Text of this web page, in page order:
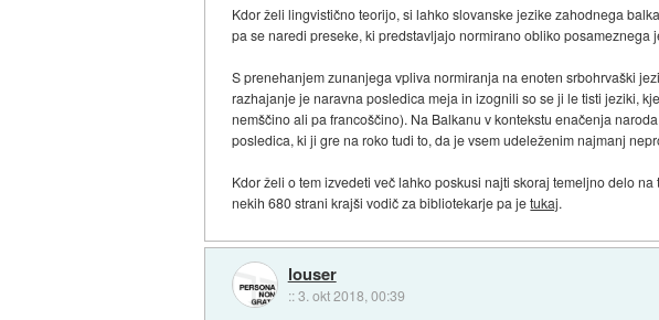
Kdor želi lingvistično teorijo, si lahko slovanske jezike zahodnega
pa se naredi preseke, ki predstavljajo normirano obliko
S prenehanjem zunanjega vpliva normiranja na enoten srbohrvaški
razhajanje je naravna posledica meja in izognili so se ji le tisti jeziki,
nemščino ali pa francoščino). Na Balkanu v kontekstu enačenja
posledica, ki ji gre na roko tudi to, da je vsem udeleženim najmanj
Kdor želi o tem izvedeti več lahko poskusi najti skoraj temeljno delo
nekih 680 strani krajši vodič za bibliotekarje pa jetukaj.
louser
::3. okt 2018, 00:39